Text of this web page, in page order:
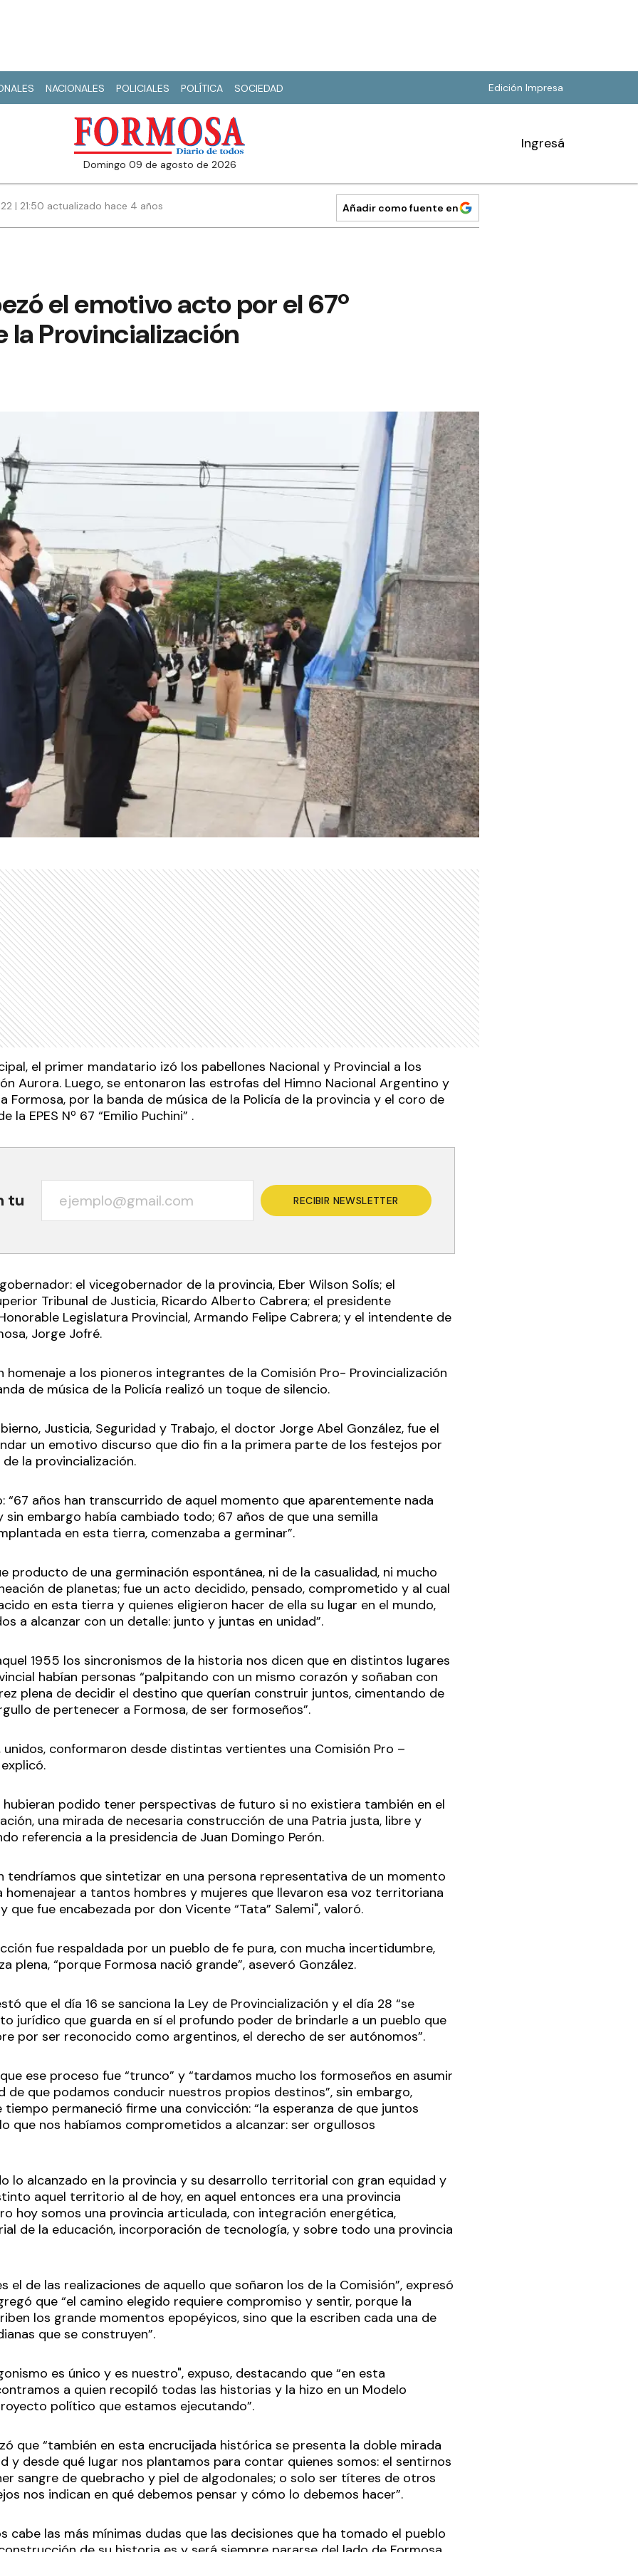
NACIONALES POLICIALES POLÍTICA SOCIEDAD Edición Impresa
domingo 09 de agosto de 2026
Ingresá
| 21:50 actualizado hace 4 años Añadir como fuente en
el emotivo acto por el 67º
la Provincialización
el primer mandatario izó los pabellones Nacional y Provincial a los
Aurora. Luego, se entonaron las estrofas del Himno Nacional Argentino y
Formosa, por la banda de música de la Policía de la provincia y el coro de
la EPES Nº 67 “Emilio Puchini” .
tu RECIBIR NEWSLETTER
el vicegobernador de la provincia, Eber Wilson Solís; el
Tribunal de Justicia, Ricardo Alberto Cabrera; el presidente
Legislatura Provincial, Armando Felipe Cabrera; y el intendente de
Jorge Jofré.
homenaje a los pioneros integrantes de la Comisión Pro- Provincialización
de música de la Policía realizó un toque de silencio.
Justicia, Seguridad y Trabajo, el doctor Jorge Abel González, fue el
un emotivo discurso que dio fin a la primera parte de los festejos por
la provincialización.
“67 años han transcurrido de aquel momento que aparentemente nada
sin embargo había cambiado todo; 67 años de que una semilla
en esta tierra, comenzaba a germinar”.
producto de una germinación espontánea, ni de la casualidad, ni mucho
de planetas; fue un acto decidido, pensado, comprometido y al cual
en esta tierra y quienes eligieron hacer de ella su lugar en el mundo,
a alcanzar con un detalle: junto y juntas en unidad”.
1955 los sincronismos de la historia nos dicen que en distintos lugares
habían personas “palpitando con un mismo corazón y soñaban con
plena de decidir el destino que querían construir juntos, cimentando de
de pertenecer a Formosa, de ser formoseños”.
unidos, conformaron desde distintas vertientes una Comisión Pro –
hubieran podido tener perspectivas de futuro si no existiera también en el
una mirada de necesaria construcción de una Patria justa, libre y
referencia a la presidencia de Juan Domingo Perón.
tendríamos que sintetizar en una persona representativa de un momento
homenajear a tantos hombres y mujeres que llevaron esa voz territoriana
que fue encabezada por don Vicente “Tata” Salemi", valoró.
fue respaldada por un pueblo de fe pura, con mucha incertidumbre,
plena, “porque Formosa nació grande”, aseveró González.
que el día 16 se sanciona la Ley de Provincialización y el día 28 “se
jurídico que guarda en sí el profundo poder de brindarle a un pueblo que
por ser reconocido como argentinos, el derecho de ser autónomos”.
ese proceso fue “trunco” y “tardamos mucho los formoseños en asumir
de que podamos conducir nuestros propios destinos”, sin embargo,
permaneció firme una convicción: “la esperanza de que juntos
que nos habíamos comprometidos a alcanzar: ser orgullosos
lo alcanzado en la provincia y su desarrollo territorial con gran equidad y
aquel territorio al de hoy, en aquel entonces era una provincia
hoy somos una provincia articulada, con integración energética,
de la educación, incorporación de tecnología, y sobre todo una provincia
el de las realizaciones de aquello que soñaron los de la Comisión”, expresó
que “el camino elegido requiere compromiso y sentir, porque la
los grande momentos epopéyicos, sino que la escriben cada una de
que se construyen”.
es único y es nuestro", expuso, destacando que “en esta
a quien recopiló todas las historias y la hizo en un Modelo
político que estamos ejecutando”.
que “también en esta encrucijada histórica se presenta la doble mirada
y desde qué lugar nos plantamos para contar quienes somos: el sentirnos
sangre de quebracho y piel de algodonales; o solo ser títeres de otros
nos indican en qué debemos pensar y cómo lo debemos hacer”.
cabe las más mínimas dudas que las decisiones que ha tomado el pueblo